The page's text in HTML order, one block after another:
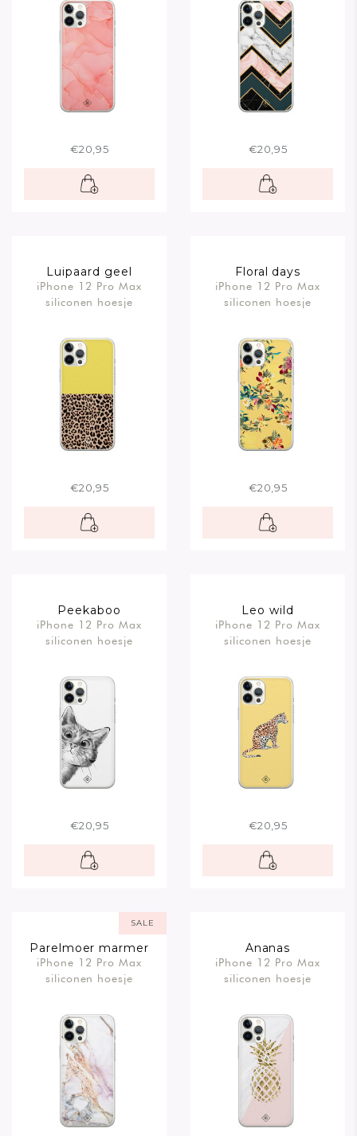
€20,95 €20,95
Luipaard geel
iPhone 12 Pro Max
siliconen hoesje
€20,95
Floral days
iPhone 12 Pro Max
siliconen hoesje
€20,95
Peekaboo
iPhone 12 Pro Max
siliconen hoesje
€20,95
Leo wild
iPhone 12 Pro Max
siliconen hoesje
€20,95
SALE
Parelmoer marmer
iPhone 12 Pro Max
siliconen hoesje
Ananas
iPhone 12 Pro Max
siliconen hoesje